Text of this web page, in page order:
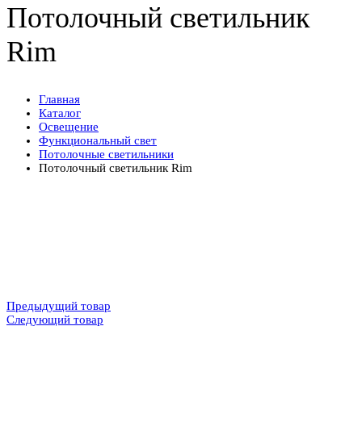
Потолочный светильник
Rim
Главная
Каталог
Освещение
Функциональный свет
Потолочные светильники
Потолочный светильник Rim
Предыдущий товар
Следующий товар